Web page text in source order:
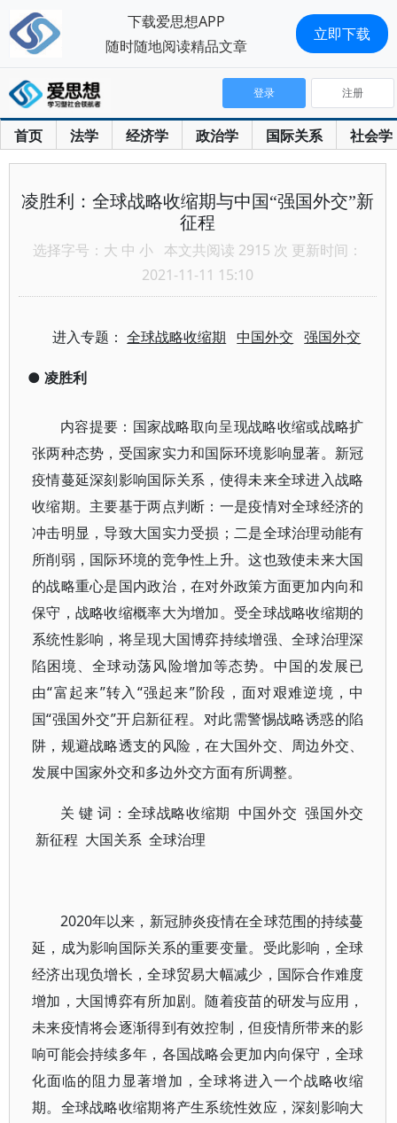
首页 法学 经济学 政治学 国际关系 社会学
登录 注册
凌胜利：全球战略收缩期与中国“强国外交”新
征程
选择字号： 大 中 小 本文共阅读 2915 次 更新时间：
2021-11-11 15:10
进入专题：全球战略收缩期 中国外交 强国外交
● 凌胜利
内容提要：国家战略取向呈现战略收缩或战略扩
张两种态势，受国家实力和国际环境影响显著。新冠
疫情蔓延深刻影响国际关系，使得未来全球进入战略
收缩期。主要基于两点判断：一是疫情对全球经济的
冲击明显，导致大国实力受损；二是全球治理动能有
所削弱，国际环境的竞争性上升。这也致使未来大国
的战略重心是国内政治，在对外政策方面更加内向和
保守，战略收缩概率大为增加。受全球战略收缩期的
系统性影响，将呈现大国博弈持续增强、全球治理深
陷困境、全球动荡风险增加等态势。中国的发展已
由“富起来”转入“强起来”阶段，面对艰难逆境，中
国“强国外交”开启新征程。对此需警惕战略诱惑的陷
阱，规避战略透支的风险，在大国外交、周边外交、
发展中国家外交和多边外交方面有所调整。
关 键 词：全球战略收缩期 中国外交 强国外交
新征程 大国关系 全球治理
2020年以来，新冠肺炎疫情在全球范围的持续蔓
延，成为影响国际关系的重要变量。受此影响，全球
经济出现负增长，全球贸易大幅减少，国际合作难度
增加，大国博弈有所加剧。随着疫苗的研发与应用，
未来疫情将会逐渐得到有效控制，但疫情所带来的影
响可能会持续多年，各国战略会更加内向保守，全球
化面临的阻力显著增加，全球将进入一个战略收缩
期。全球战略收缩期将产生系统性效应，深刻影响大
下载爱思想APP
随时随地阅读精品文章
立即下载